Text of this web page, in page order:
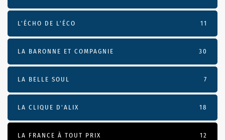
L’ÉCHO DE L’ÉCO 11
LA BARONNE ET COMPAGNIE 30
LA BELLE SOUL 7
LA CLIQUE D'ALIX 18
LA FRANCE À TOUT PRIX 12